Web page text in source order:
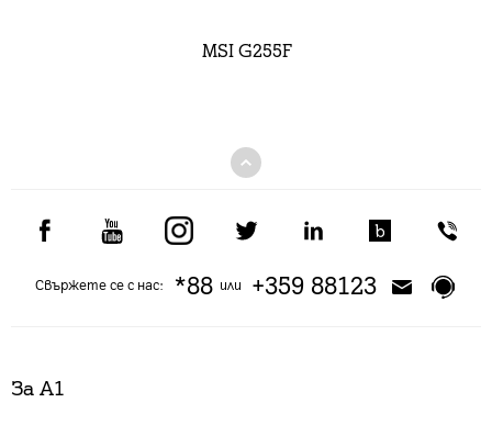
MSI G255F
Свържете се с нас: *88или +359 88123
За А1